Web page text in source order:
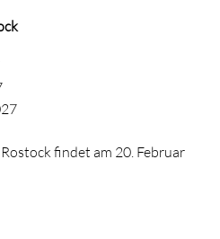
findet am 20. Februar